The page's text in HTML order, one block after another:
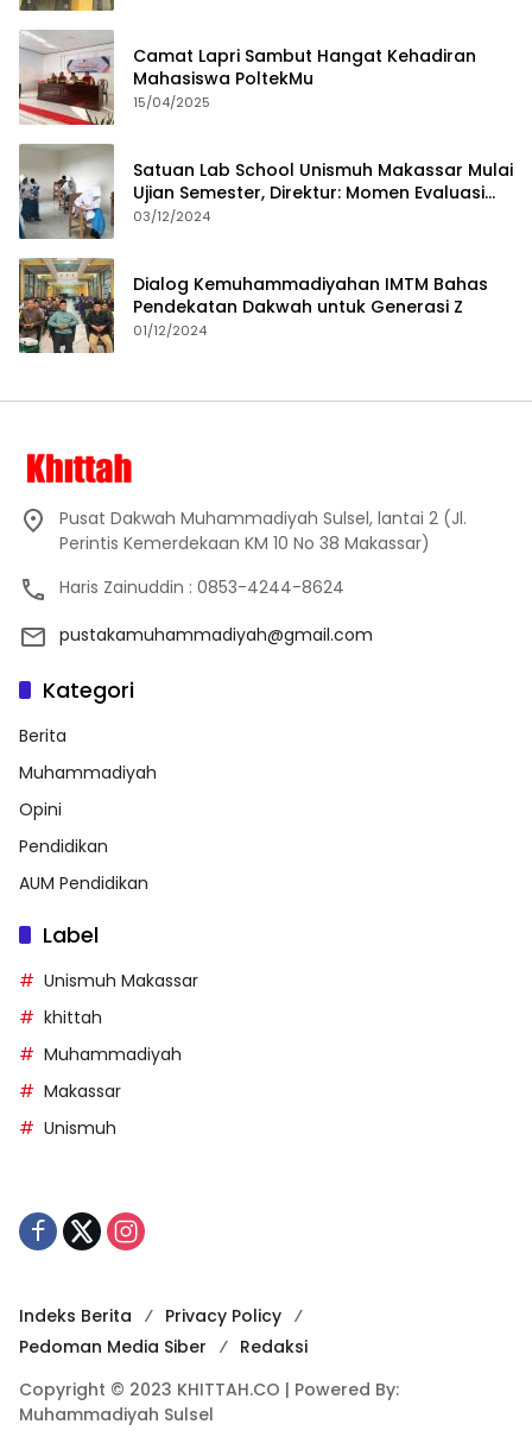
Camat Lapri Sambut Hangat Kehadiran
Mahasiswa PoltekMu
15/04/2025
Satuan Lab School Unismuh Makassar Mulai
Ujian Semester, Direktur: Momen Evaluasi
Proses Pembelajaran
03/12/2024
Dialog Kemuhammadiyahan IMTM Bahas
Pendekatan Dakwah untuk Generasi Z
01/12/2024
Pusat Dakwah Muhammadiyah Sulsel, lantai 2 (Jl.
Perintis Kemerdekaan KM 10 No 38 Makassar)
Haris Zainuddin : 0853-4244-8624
pustakamuhammadiyah@gmail.com
Kategori
Berita
Muhammadiyah
Opini
Pendidikan
AUM Pendidikan
Label
Unismuh Makassar
khittah
Muhammadiyah
Makassar
Unismuh
Indeks Berita
Privacy Policy
Pedoman Media Siber
Redaksi
Copyright © 2023 KHITTAH.CO | Powered By:
Muhammadiyah Sulsel